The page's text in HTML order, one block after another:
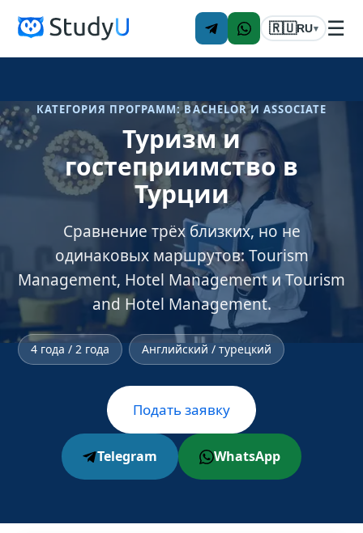
🇷🇺RU▾ ☰
КАТЕГОРИЯ ПРОГРАММ: BACHELOR И ASSOCIATE
Туризм и
гостеприимство в
Турции
Сравнение трёх близких, но не
одинаковых маршрутов: Tourism
Management, Hotel Management и Tourism
and Hotel Management.
4 года / 2 года Английский / турецкий
Подать заявку
Telegram WhatsApp